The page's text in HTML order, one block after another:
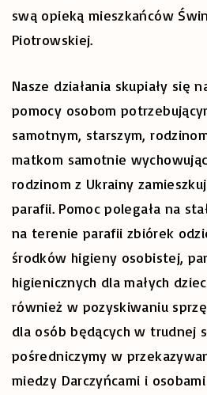
swą opieką mieszkańców
Piotrowskiej.
Nasze działania skupiały się
pomocy osobom
samotnym, starszym,
matkom samotnie
rodzinom z Ukrainy
parafii. Pomoc polegała na
na terenie parafii zbiórek
środków higieny osobistej,
higienicznych dla małych
również w pozyskiwaniu
dla osób będących w trudnej
pośredniczymy w
miedzy Darczyńcami i